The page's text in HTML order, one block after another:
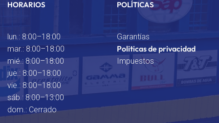
HORARIOS
lun.: 8:00–18:00
mar.: 8:00–18:00
mié.: 8:00–18:00
jue.: 8:00–18:00
vie.: 8:00–18:00
sáb.: 8:00–13:00
dom.: Cerrado
POLÍTICAS
Garantías
Politicas de privacidad
Impuestos